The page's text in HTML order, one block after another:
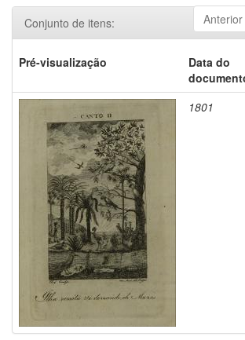
Anterior
Conjunto de itens:
Pré-visualização
Data do
1801